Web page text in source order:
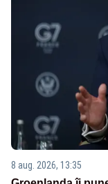
8 aug. 2026, 13:35